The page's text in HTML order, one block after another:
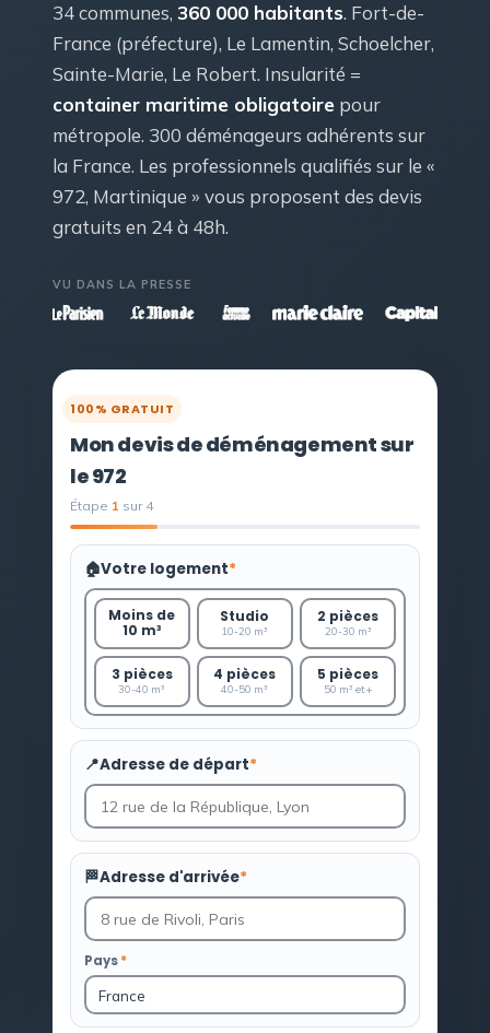
34 communes, 360 000 habitants. Fort-de-
France (préfecture), Le Lamentin, Schoelcher,
Sainte-Marie, Le Robert. Insularité =
container maritime obligatoire pour
métropole. 300 déménageurs adhérents sur
la France. Les professionnels qualifiés sur le «
972, Martinique » vous proposent des devis
gratuits en 24 à 48h.
VU DANS LA PRESSE
100% GRATUIT
Mon devis de déménagement sur
le 972
Étape 1 sur 4
🏠Votre logement*
Moins de
10 m³
Studio
10-20 m³
2 pièces
20-30 m³
3 pièces
30-40 m³
4 pièces
40-50 m³
5 pièces
50 m³ et +
📍Adresse de départ*
🏁Adresse d'arrivée*
Pays*